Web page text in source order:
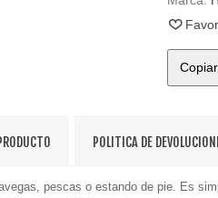
POLITICA DE
pescas o estando de pie. Es